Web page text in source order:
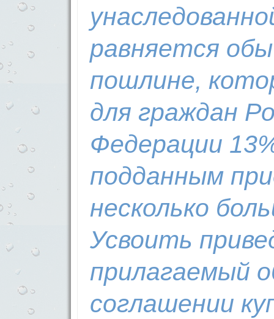
равняется
пошлине,
для граждан
Федерации
подданным
несколько
Усвоить
прилагаемый
соглашении